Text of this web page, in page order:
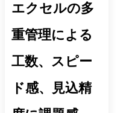
エクセルの多
重管理による
工数、スピー
ド感、見込精